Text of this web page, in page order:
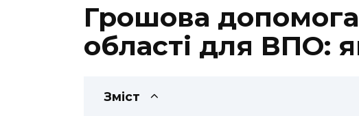
Грошова
області для ВПО:
Зміст